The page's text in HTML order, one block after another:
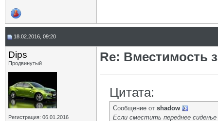
18.02.2016, 09:20
Dips
Продвинутый
Регистрация: 06.01.2016
Re: Вместимость
Цитата:
Сообщение от shadow
Если сместить переднее